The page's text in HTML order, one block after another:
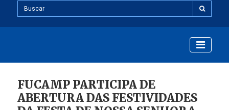
FUCAMP PARTICIPA DE
ABERTURA DAS FESTIVIDADES